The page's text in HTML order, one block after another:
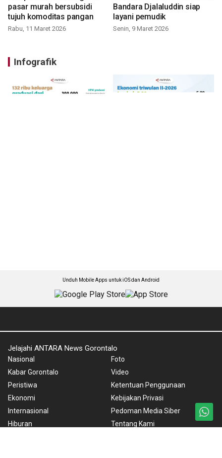
pasar murah bersubsidi
tujuh komoditas pangan
Rabu, 11 Maret 2026
Bandara Djalaluddin siap
layani pemudik
Senin, 9 Maret 2026
Infografik
Unduh Mobile Apps untuk iOS dan Android
Jelajahi ANTARA News Gorontalo
Nasional
Kabar Gorontalo
Peristiwa
Ekonomi
Internasional
Hiburan
Foto
Video
Ketentuan Penggunaan
Kebijakan Privasi
Pedoman Media Siber
Tentang Kami